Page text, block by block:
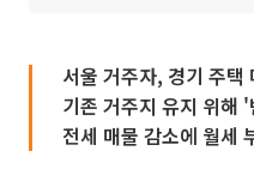
서울 거주자, 경기 주
기존 거주지 유지 위해
전세 매물 감소에 월세